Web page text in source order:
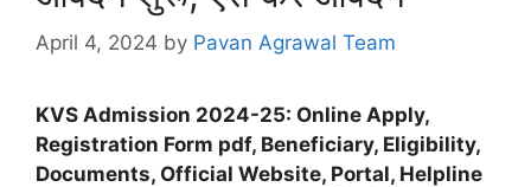
April 4, 2024 by Pavan Agrawal Team
KVS Admission 2024-25: Online Apply,
Registration Form pdf, Beneficiary, Eligibility,
Documents, Official Website, Portal, Helpline